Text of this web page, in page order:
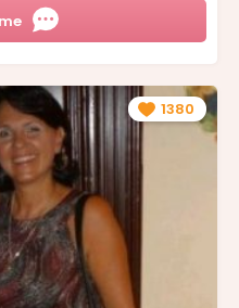
1380